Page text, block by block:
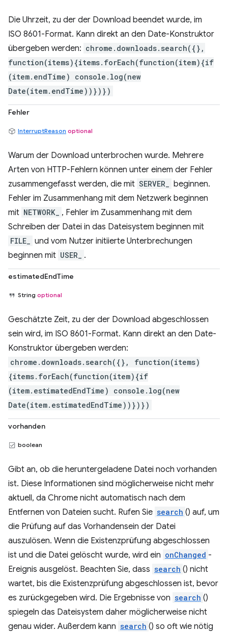
Die Uhrzeit, zu der der Download beendet wurde, im
ISO 8601-Format. Kann direkt an den Date-Konstruktor
übergeben werden: chrome.downloads.search({},
function(items){items.forEach(function(item){if
(item.endTime) console.log(new
Date(item.endTime))})})
Fehler
InterruptReason optional
Warum der Download unterbrochen wurde. Mehrere
Arten von HTTP-Fehlern können unter einem der Fehler
zusammengefasst werden, die mit SERVER_
beginnen.
Fehler im Zusammenhang mit dem Netzwerk beginnen
mit NETWORK_
, Fehler im Zusammenhang mit dem
Schreiben der Datei in das Dateisystem beginnen mit
FILE_
und vom Nutzer initiierte Unterbrechungen
beginnen mit USER_ .
estimatedEndTime
String optional
Geschätzte Zeit, zu der der Download abgeschlossen
sein wird, im ISO 8601-Format. Kann direkt an den Date-
Konstruktor übergeben werden:
chrome.downloads.search({}, function(items)
{items.forEach(function(item){if
(item.estimatedEndTime) console.log(new
Date(item.estimatedEndTime))})})
vorhanden
boolean
Gibt an, ob die heruntergeladene Datei noch vorhanden
ist. Diese Informationen sind möglicherweise nicht mehr
aktuell, da Chrome nicht automatisch nach dem
Entfernen von Dateien sucht. Rufen Sie search () auf, um
die Prüfung auf das Vorhandensein der Datei
auszulösen. Wenn die Existenzprüfung abgeschlossen
ist und die Datei gelöscht wurde, wird ein onChanged -
Ereignis ausgelöst. Beachten Sie, dass search () nicht
wartet, bis die Existenzprüfung abgeschlossen ist, bevor
es zurückgegeben wird. Die Ergebnisse von search ()
spiegeln das Dateisystem daher möglicherweise nicht
genau wider. Außerdem kann search () so oft wie nötig